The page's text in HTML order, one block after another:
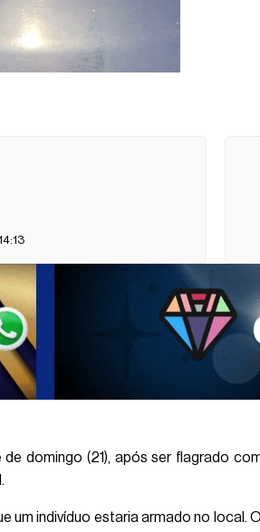
domingo (21), após ser flagrado
um indivíduo estaria armado no